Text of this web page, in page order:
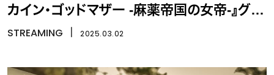
カイン・ゴッドマザー -麻薬帝国の女帝-』グリ
セルダの波乱に満ちた生涯を描く
STREAMING 2025.03.02